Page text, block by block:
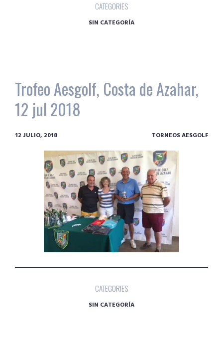
CATEGORIES
SIN CATEGORÍA
Trofeo Aesgolf, Costa de Azahar,
12 jul 2018
12 JULIO, 2018 TORNEOS AESGOLF
CATEGORIES
SIN CATEGORÍA